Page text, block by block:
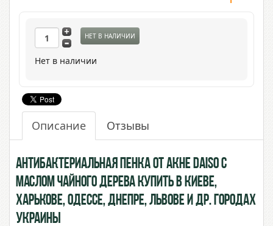
НЕТ В НАЛИЧИИ
Нет в наличии
Описание Отзывы
Антибактериальная пенка от акне Daiso с
маслом Чайного Дерева купить в Киеве,
Харькове, Одессе, Днепре, Львове и др. городах
Украины